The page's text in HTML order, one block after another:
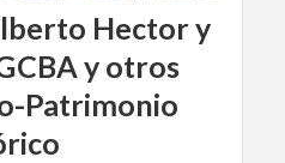
Hector y
y otros
Patrimonio